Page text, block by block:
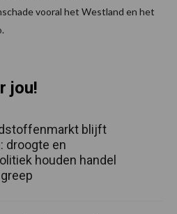
vooral het Westland en het
jou!
blijft
droogte en
houden handel